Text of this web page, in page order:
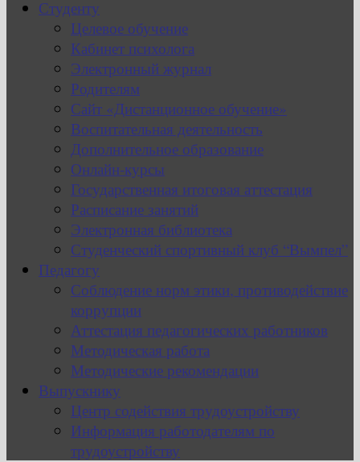
Студенту
Целевое обучение
Кабинет психолога
Электронный журнал
Родителям
Сайт «Дистанционное обучение»
Воспитательная деятельность
Дополнительное образование
Онлайн-курсы
Государственная итоговая аттестация
Расписание занятий
Электронная библиотека
Студенческий спортивный клуб “Вымпел”
Педагогу
Соблюдение норм этики, противодействие
коррупции
Аттестация педагогических работников
Методическая работа
Методические рекомендации
Выпускнику
Центр содействия трудоустройству
Информация работодателям по
трудоустройству